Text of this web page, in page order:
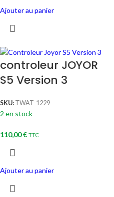
Ajouter au panier
controleur JOYOR
S5 Version 3
SKU: TWAT-1229
2 en stock
110,00€ TTC
Ajouter au panier